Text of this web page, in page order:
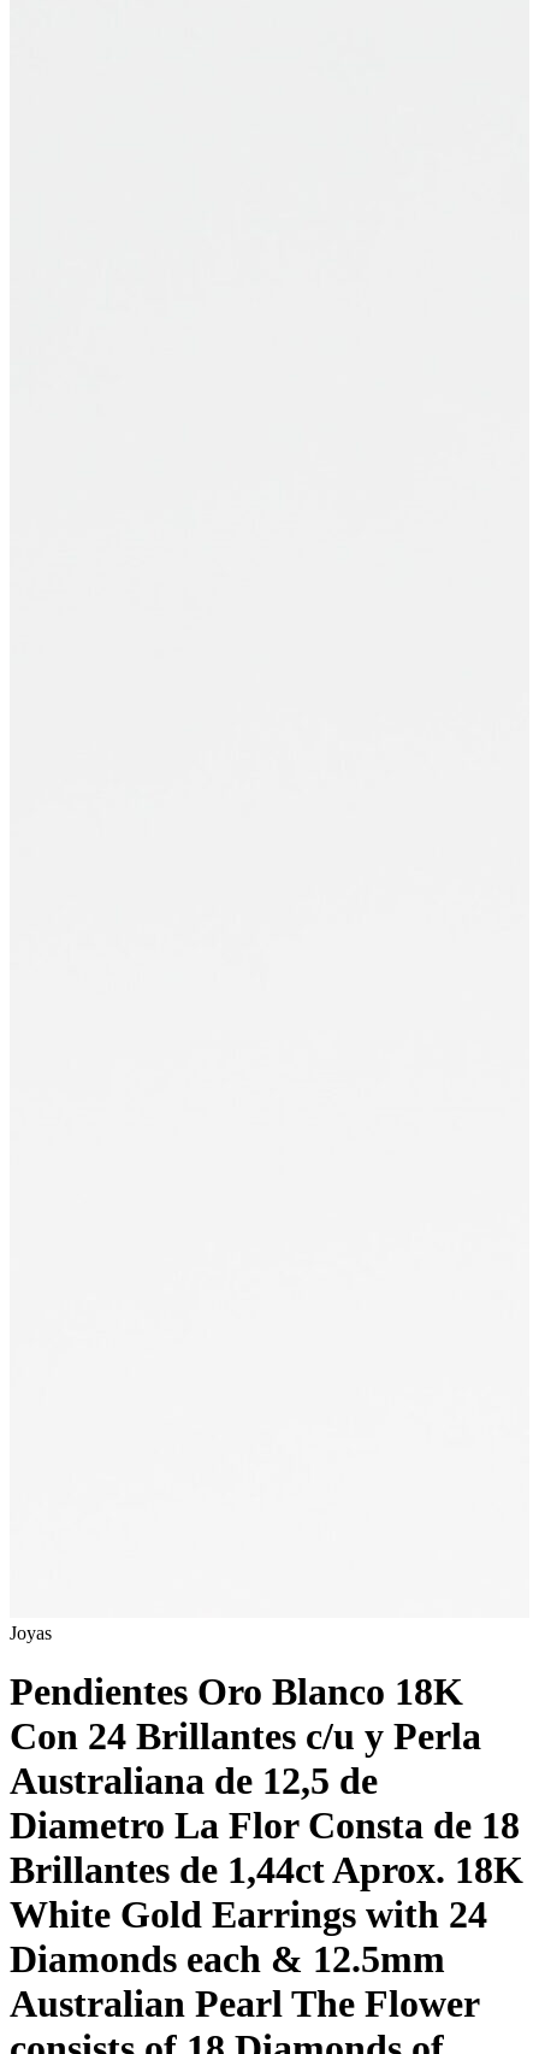
Joyas
Pendientes Oro Blanco 18K
Con 24 Brillantes c/u y Perla
Australiana de 12,5 de
Diametro La Flor Consta de 18
Brillantes de 1,44ct Aprox. 18K
White Gold Earrings with 24
Diamonds each & 12.5mm
Australian Pearl The Flower